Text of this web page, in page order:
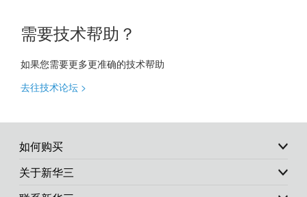
需要技术帮助？
如果您需要更多更准确的技术帮助
去往技术论坛 >
如何购买
关于新华三